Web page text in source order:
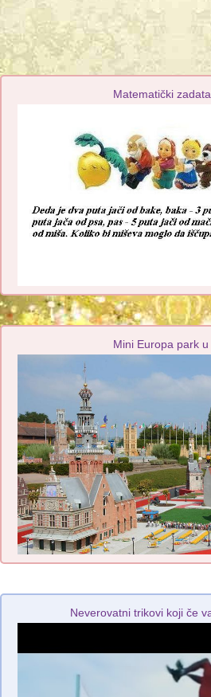
Matematički
Mini Europa park u
Neverovatni trikovi koji če